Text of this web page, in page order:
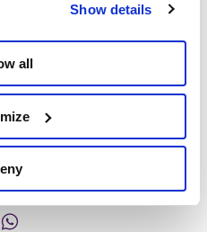
Show details
all
explique : « Le
est clair : nous ne
pour faire payer la crise
et aux jeunes. Tant
»